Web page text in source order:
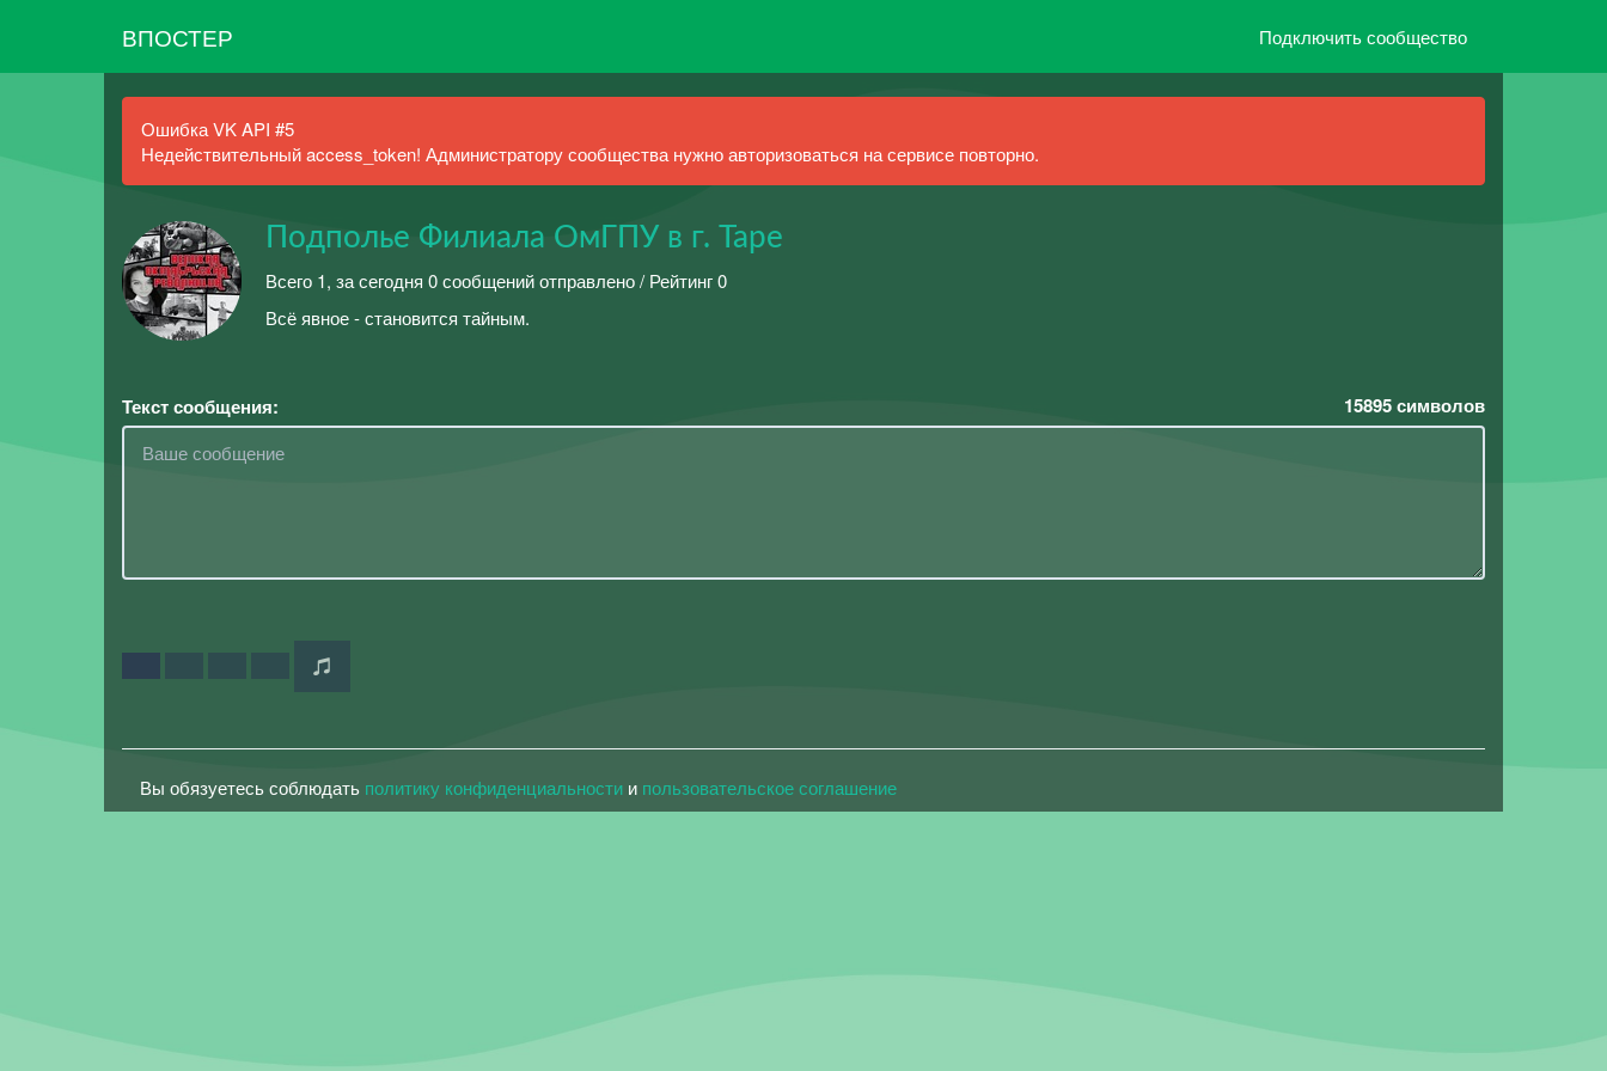
ВПОСТЕР Подключить сообщество
Ошибка VK API #5
Недействительный access_token! Администратору сообщества нужно авторизоваться на сервисе повторно.
Подполье Филиала ОмГПУ в г. Таре
Всего 1, за сегодня 0 сообщений отправлено / Рейтинг 0
Всё явное - становится тайным.
Текст сообщения: 15895символов
Вы обязуетесь соблюдать политику конфиденциальности и пользовательское соглашение